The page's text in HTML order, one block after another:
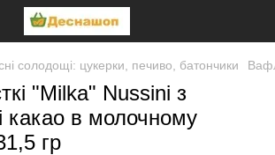
солодощі: цукерки, печиво, батончики
"Milka" Nussini з
какао в молочному
гр